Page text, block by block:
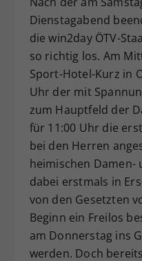
Dienstagabend
die win2day ÖTV-
so richtig los. Am
Sport-Hotel-Kurz in
Uhr der mit
zum Hauptfeld der
für 11:00 Uhr die
bei den Herren
heimischen
dabei erstmals in
von den Gesetzten
Beginn ein Freilos
am Donnerstag ins
werden. Doch
Zweck
Dieser
hat.